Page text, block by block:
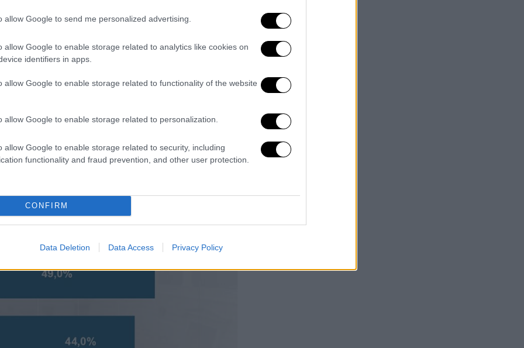
allow Google to send me personalized advertising.
allow Google to enable storage related to analytics like cookies on
identifiers in apps.
allow Google to enable storage related to functionality of the website
allow Google to enable storage related to personalization.
allow Google to enable storage related to security, including
functionality and fraud prevention, and other user protection.
CONFIRM
Data Deletion Data Access Privacy Policy
τρίτο το ΠΑΣΟΚ με 11,1%, τέταρτη η
με 6,6% και έκτο το ΚΚΕ με 4,9%.
«αυτοδύναμη κυβέρνηση» στο ερώτημα
μετά τις εκλογές;», την ίδια ώρα που